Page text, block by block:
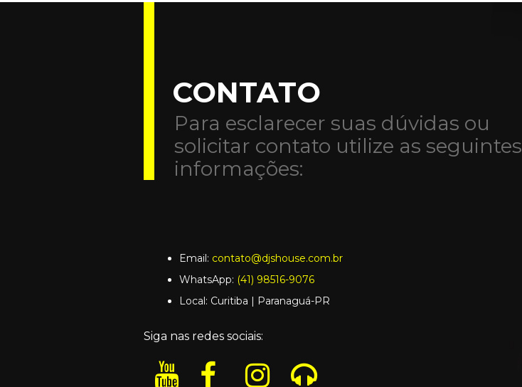
CONTATO
Para esclarecer suas dúvidas ou
solicitar contato utilize as seguintes
informações:
Email: contato@djshouse.com.br
WhatsApp: (41) 98516-9076
Local: Curitiba | Paranaguá-PR
Siga nas redes sociais: